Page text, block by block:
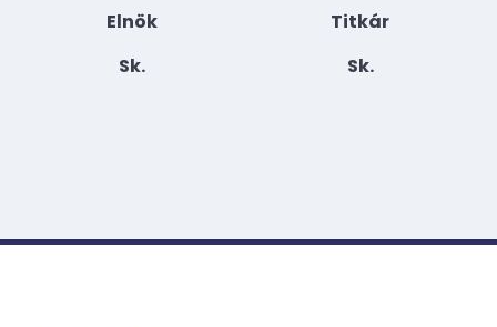
Elnök
Sk.
Titkár
Sk.